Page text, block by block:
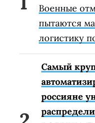
Военные
пытаются
логистику
Самый
россияне